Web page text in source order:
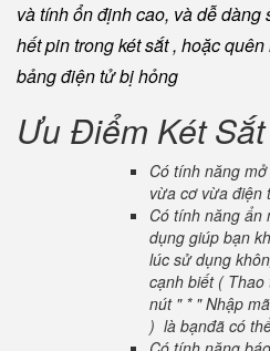
và tính ổn định cao, và dễ dàng
hết pin trong két sắt , hoặc
bảng điện tử bị hỏng
Ưu Điểm Két
Có tính năng
vừa cơ vừa điện
Có tính năng ẩn
dụng giúp bạn
lúc sử dụng
cạnh biết (
nút " * " Nhập
) là bạnđã có